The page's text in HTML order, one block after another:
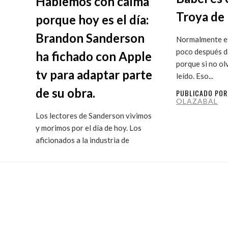
porque hoy es el día:
Brandon Sanderson
ha fichado con Apple
tv para adaptar parte
de su obra.
Los lectores de Sanderson vivimos
y morimos por el día de hoy. Los
aficionados a la industria de
Troya de
Normalmente
poco después
porque si no
leído. Eso...
PUBLICADO
OLAZABAL